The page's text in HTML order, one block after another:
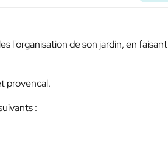
l'organisation de son jardin, en faisant
provencal.
: